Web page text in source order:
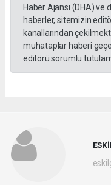
Haber Ajansı (DHA)
haberler, sitemizin
kanallarından
muhataplar haberi
editörü sorumlu